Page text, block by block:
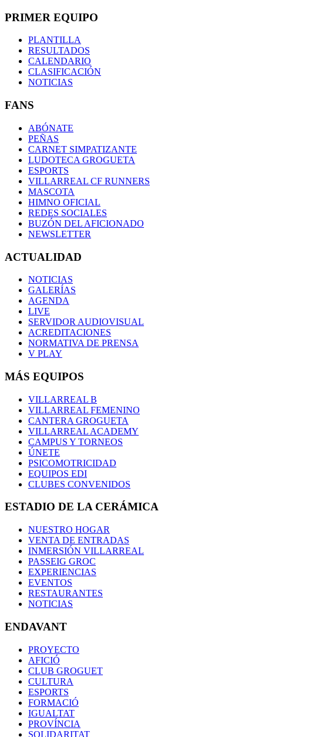
PRIMER EQUIPO
PLANTILLA
RESULTADOS
CALENDARIO
CLASIFICACIÓN
NOTICIAS
FANS
ABÓNATE
PEÑAS
CARNET SIMPATIZANTE
LUDOTECA GROGUETA
ESPORTS
VILLARREAL CF RUNNERS
MASCOTA
HIMNO OFICIAL
REDES SOCIALES
BUZÓN DEL AFICIONADO
NEWSLETTER
ACTUALIDAD
NOTICIAS
GALERÍAS
AGENDA
LIVE
SERVIDOR AUDIOVISUAL
ACREDITACIONES
NORMATIVA DE PRENSA
V PLAY
MÁS EQUIPOS
VILLARREAL B
VILLARREAL FEMENINO
CANTERA GROGUETA
VILLARREAL ACADEMY
CAMPUS Y TORNEOS
ÚNETE
PSICOMOTRICIDAD
EQUIPOS EDI
CLUBES CONVENIDOS
ESTADIO DE LA CERÁMICA
NUESTRO HOGAR
VENTA DE ENTRADAS
INMERSIÓN VILLARREAL
PASSEIG GROC
EXPERIENCIAS
EVENTOS
RESTAURANTES
NOTICIAS
ENDAVANT
PROYECTO
AFICIÓ
CLUB GROGUET
CULTURA
ESPORTS
FORMACIÓ
IGUALTAT
PROVÍNCIA
SOLIDARITAT